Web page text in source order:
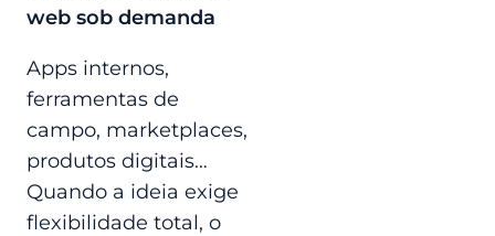
web sob demanda
Apps internos,
ferramentas de
campo, marketplaces,
produtos digitais…
Quando a ideia exige
flexibilidade total, o